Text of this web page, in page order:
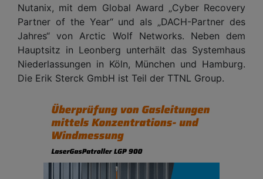
Nutanix, mit dem Global Award „Cyber Recovery
Partner of the Year“ und als „DACH-Partner des
Jahres“ von Arctic Wolf Networks. Neben dem
Hauptsitz in Leonberg unterhält das Systemhaus
Niederlassungen in Köln, München und Hamburg.
Die Erik Sterck GmbH ist Teil der TTNL Group.